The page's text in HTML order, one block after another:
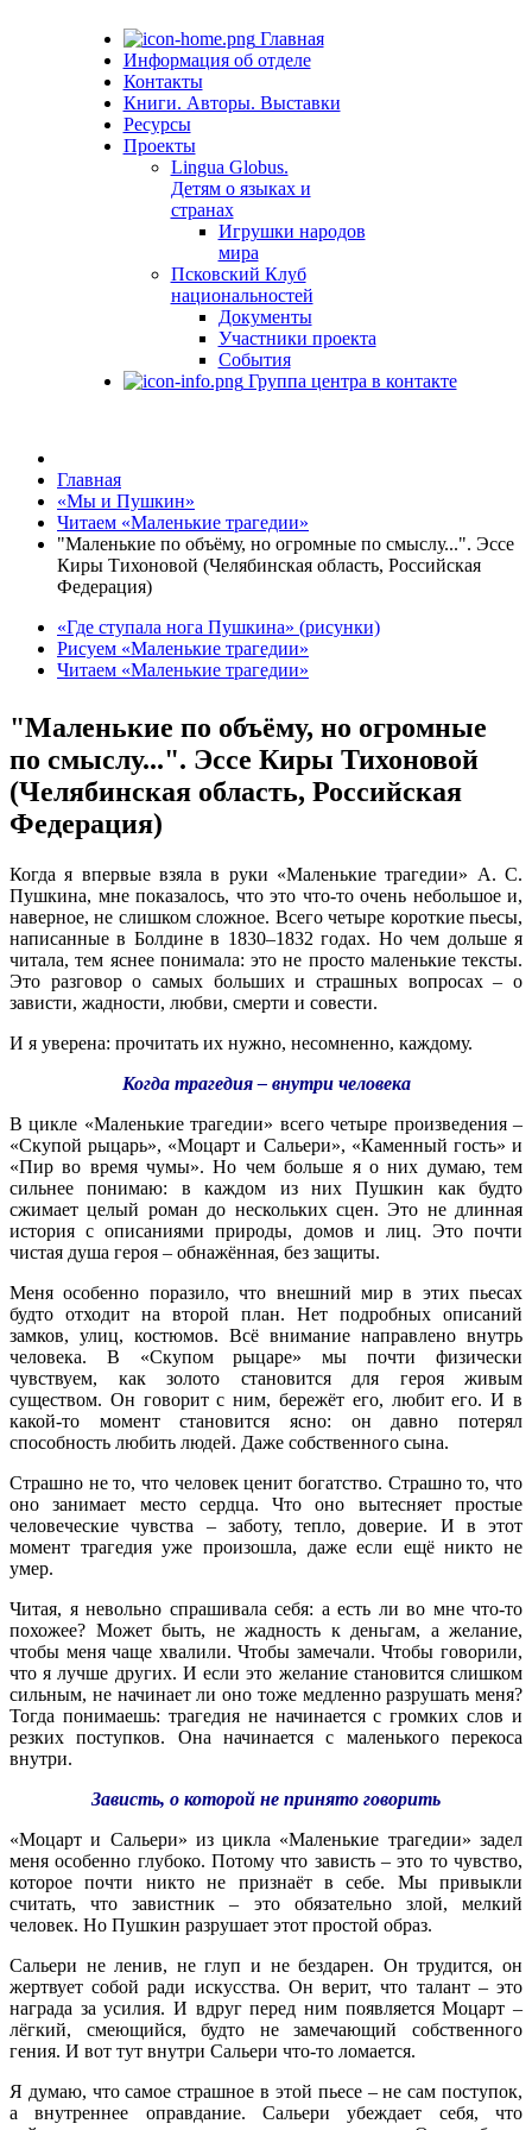
Главная
Информация об отделе
Контакты
Книги. Авторы. Выставки
Ресурсы
Проекты
Lingua Globus.
Детям о языках и
странах
Игрушки народов
мира
Псковский Клуб
национальностей
Документы
Участники проекта
События
Группа центра в контакте
Главная
«Мы и Пушкин»
Читаем «Маленькие трагедии»
"Маленькие по объёму, но огромные по смыслу...". Эссе
Киры Тихоновой (Челябинская область, Российская
Федерация)
«Где ступала нога Пушкина» (рисунки)
Рисуем «Маленькие трагедии»
Читаем «Маленькие трагедии»
"Маленькие по объёму, но огромные
по смыслу...". Эссе Киры Тихоновой
(Челябинская область, Российская
Федерация)
Когда я впервые взяла в руки «Маленькие трагедии» А. С.
Пушкина, мне показалось, что это что-то очень небольшое и,
наверное, не слишком сложное. Всего четыре короткие пьесы,
написанные в Болдине в 1830–1832 годах. Но чем дольше я
читала, тем яснее понимала: это не просто маленькие тексты.
Это разговор о самых больших и страшных вопросах – о
зависти, жадности, любви, смерти и совести.
И я уверена: прочитать их нужно, несомненно, каждому.
Когда трагедия – внутри человека
В цикле «Маленькие трагедии» всего четыре произведения –
«Скупой рыцарь», «Моцарт и Сальери», «Каменный гость» и
«Пир во время чумы». Но чем больше я о них думаю, тем
сильнее понимаю: в каждом из них Пушкин как будто
сжимает целый роман до нескольких сцен. Это не длинная
история с описаниями природы, домов и лиц. Это почти
чистая душа героя – обнажённая, без защиты.
Меня особенно поразило, что внешний мир в этих пьесах
будто отходит на второй план. Нет подробных описаний
замков, улиц, костюмов. Всё внимание направлено внутрь
человека. В «Скупом рыцаре» мы почти физически
чувствуем, как золото становится для героя живым
существом. Он говорит с ним, бережёт его, любит его. И в
какой-то момент становится ясно: он давно потерял
способность любить людей. Даже собственного сына.
Страшно не то, что человек ценит богатство. Страшно то, что
оно занимает место сердца. Что оно вытесняет простые
человеческие чувства – заботу, тепло, доверие. И в этот
момент трагедия уже произошла, даже если ещё никто не
умер.
Читая, я невольно спрашивала себя: а есть ли во мне что-то
похожее? Может быть, не жадность к деньгам, а желание,
чтобы меня чаще хвалили. Чтобы замечали. Чтобы говорили,
что я лучше других. И если это желание становится слишком
сильным, не начинает ли оно тоже медленно разрушать меня?
Тогда понимаешь: трагедия не начинается с громких слов и
резких поступков. Она начинается с маленького перекоса
внутри.
Зависть, о которой не принято говорить
«Моцарт и Сальери» из цикла «Маленькие трагедии» задел
меня особенно глубоко. Потому что зависть – это то чувство,
которое почти никто не признаёт в себе. Мы привыкли
считать, что завистник – это обязательно злой, мелкий
человек. Но Пушкин разрушает этот простой образ.
Сальери не ленив, не глуп и не бездарен. Он трудится, он
жертвует собой ради искусства. Он верит, что талант – это
награда за усилия. И вдруг перед ним появляется Моцарт –
лёгкий, смеющийся, будто не замечающий собственного
гения. И вот тут внутри Сальери что-то ломается.
Я думаю, что самое страшное в этой пьесе – не сам поступок,
а внутреннее оправдание. Сальери убеждает себя, что